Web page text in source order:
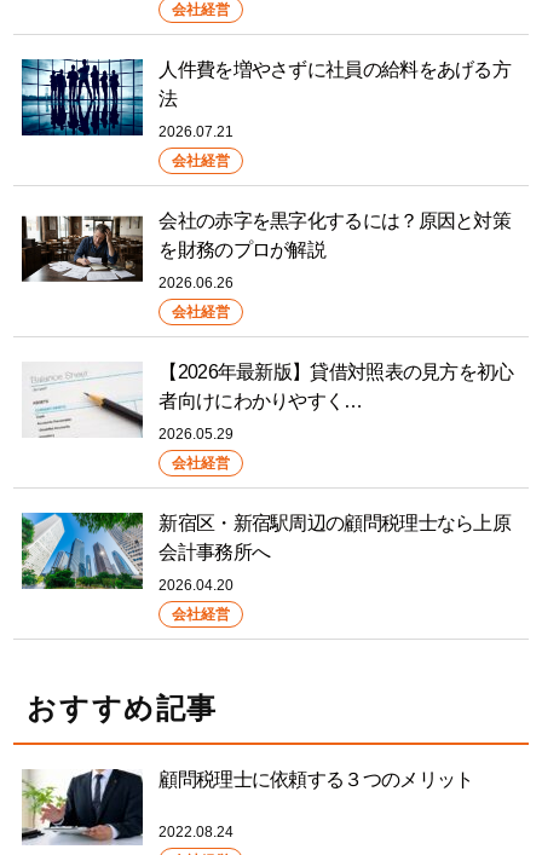
会社経営
人件費を増やさずに社員の給料をあげる方
法
2026.07.21
会社経営
会社の赤字を黒字化するには？原因と対策
を財務のプロが解説
2026.06.26
会社経営
【2026年最新版】貸借対照表の見方を初心
者向けにわかりやすく…
2026.05.29
会社経営
新宿区・新宿駅周辺の顧問税理士なら上原
会計事務所へ
2026.04.20
会社経営
おすすめ記事
顧問税理士に依頼する３つのメリット
2022.08.24